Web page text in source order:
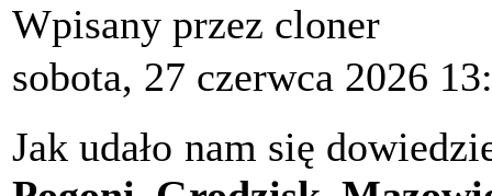
Wpisany przez cloner
sobota, 27 czerwca 2026
Jak udało nam się